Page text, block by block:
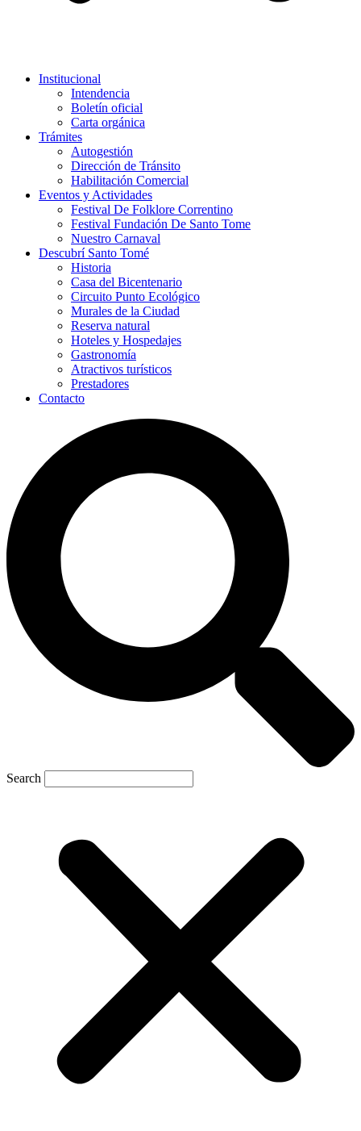
Institucional
Intendencia
Boletín oficial
Carta orgánica
Trámites
Autogestión
Dirección de Tránsito
Habilitación Comercial
Eventos y Actividades
Festival De Folklore Correntino
Festival Fundación De Santo Tome
Nuestro Carnaval
Descubrí Santo Tomé
Historia
Casa del Bicentenario
Circuito Punto Ecológico
Murales de la Ciudad
Reserva natural
Hoteles y Hospedajes
Gastronomía
Atractivos turísticos
Prestadores
Contacto
Search